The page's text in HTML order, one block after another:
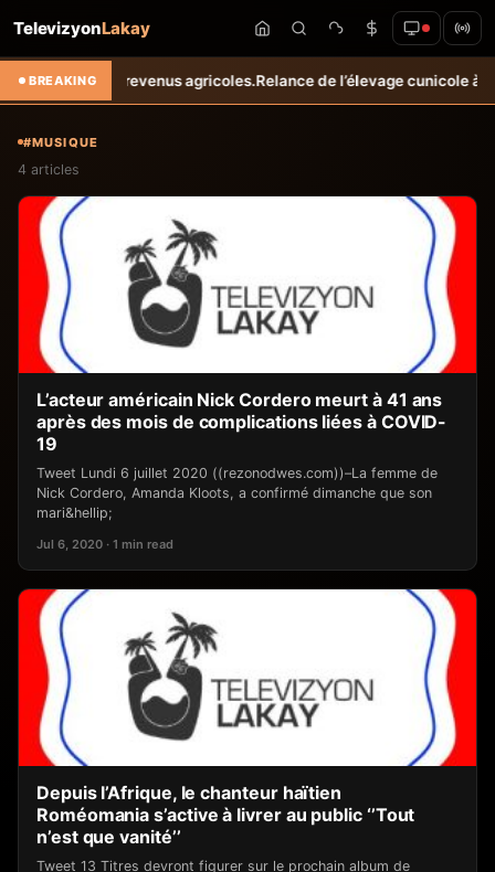
TelevizyonLakay
BREAKING
les revenus agricoles.Relance de l’élevage cunicole à
#MUSIQUE
4 articles
L’acteur américain Nick Cordero meurt à 41 ans
après des mois de complications liées à COVID-
19
Tweet Lundi 6 juillet 2020 ((rezonodwes.com))–La femme de
Nick Cordero, Amanda Kloots, a confirmé dimanche que son
mari&hellip;
Jul 6, 2020 · 1 min read
Depuis l’Afrique, le chanteur haïtien
Roméomania s’active à livrer au public ‘’Tout
n’est que vanité’’
Tweet 13 Titres devront figurer sur le prochain album de